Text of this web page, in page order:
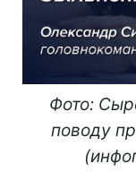
Фото:
поводу